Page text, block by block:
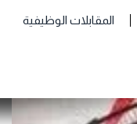
المقابلات الوظيفية